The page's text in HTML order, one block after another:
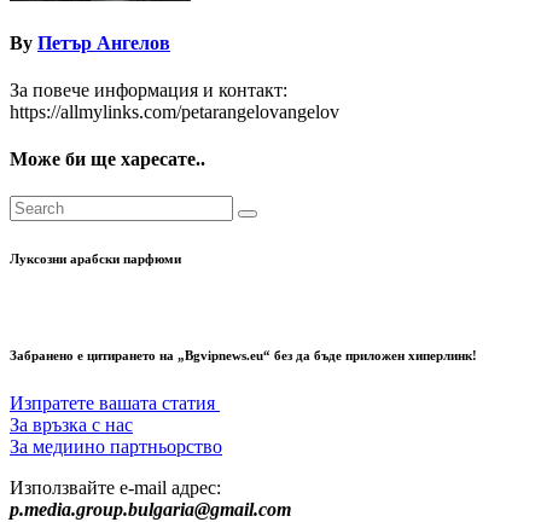
By Петър Ангелов
За повече информация и контакт:
https://allmylinks.com/petarangelovangelov
Може би ще харесате..
Луксозни арабски парфюми
Забранено е цитирането на „Bgvipnews.eu“ без да бъде приложен хиперлинк!
Изпратете вашата статия
За връзка с нас
За медиино партньорство
Използвайте e-mail адрес:
p.media.group.bulgaria@gmail.com